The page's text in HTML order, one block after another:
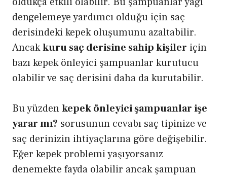
dengelemeye yardımcı olduğu için saç
derisindeki kepek oluşumunu azaltabilir.
Ancakkuru saç derisine sahip kişiler için
bazı kepek önleyici şampuanlar kurutucu
olabilir ve saç derisini daha da kurutabilir.
Bu yüzdenkepek önleyici şampuanlar işe
yarar mı? sorusunun cevabı saç tipinize ve
saç derinizin ihtiyaçlarına göre değişebilir.
Eğer kepek problemi yaşıyorsanız
denemekte fayda olabilir ancak şampuan